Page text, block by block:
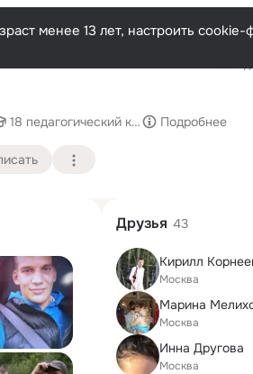
менее 13 лет, настроить
18 педагогический колледж "Митино"
Подробнее
Друзья 43
Кирилл
Москва
Марина
Москва
Инна Другова
Москва